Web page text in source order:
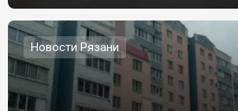
Новости Рязани